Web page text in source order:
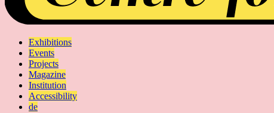
Exhibitions
Events
Projects
Magazine
Institution
Accessibility
de